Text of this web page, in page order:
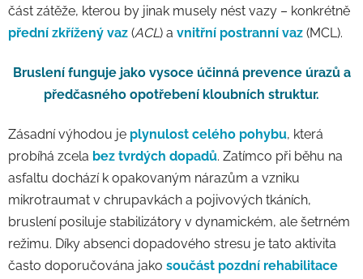
část zátěže, kterou by jinak musely nést vazy – konkrétně
přední zkřížený vaz (ACL) a vnitřní postranní vaz (MCL).
Bruslení funguje jako vysoce účinná prevence úrazů a
předčasného opotřebení kloubních struktur.
Zásadní výhodou je plynulost celého pohybu, která
probíhá zcela bez tvrdých dopadů. Zatímco při běhu na
asfaltu dochází k opakovaným nárazům a vzniku
mikrotraumat v chrupavkách a pojivových tkáních,
bruslení posiluje stabilizátory v dynamickém, ale šetrném
režimu. Díky absenci dopadového stresu je tato aktivita
často doporučována jako součást pozdní rehabilitace